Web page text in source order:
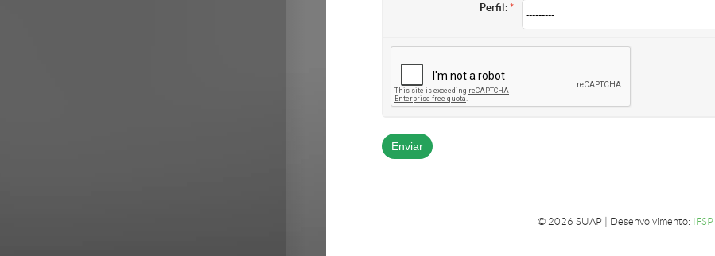
Perfil:
© 2026 SUAP | Desenvolvimento: IFSP